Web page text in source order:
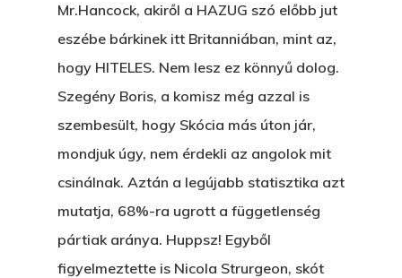
Mr.Hancock, akiről a HAZUG szó előbb jut
eszébe bárkinek itt Britanniában, mint az,
hogy HITELES. Nem lesz ez könnyű dolog.
Szegény Boris, a komisz még azzal is
szembesült, hogy Skócia más úton jár,
mondjuk úgy, nem érdekli az angolok mit
csinálnak. Aztán a legújabb statisztika azt
mutatja, 68%-ra ugrott a függetlenség
pártiak aránya. Huppsz! Egyből
figyelmeztette is Nicola Strurgeon, skót
Szerelem És…
A Jóember
Egy Nyár
Ajándék – Karácsonyi
Novellák
Novellák
Álomszekrény
Eltojtuk Nyuszi
EGY LAKTANYÁT,
Az Elveszett Fejezet
Rólam
Blog
Bristolt Látni
Feliratkozás
Kapcsolat
Bakker Gyuri